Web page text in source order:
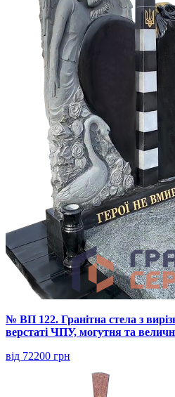
№ ВП 122. Гранітна стела з
верстаті ЧПУ, могутня та
від 72200 грн